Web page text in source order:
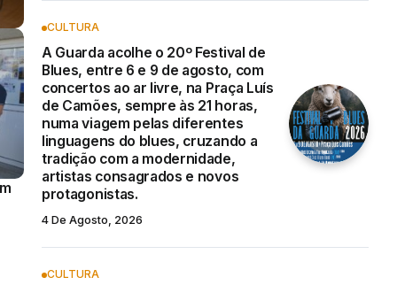
A ULS da Guarda reforçou os
cuidados de proximidade com quatro
novas Unidades Móveis de Saúde
CULTURA
A Guarda acolhe o 20º Festival de
Blues, entre 6 e 9 de agosto, com
concertos ao ar livre, na Praça Luís
de Camões, sempre às 21 horas,
numa viagem pelas diferentes
linguagens do blues, cruzando a
tradição com a modernidade,
artistas consagrados e novos
protagonistas.
4 De Agosto, 2026
CULTURA